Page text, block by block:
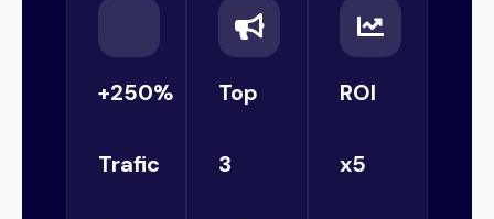
+250%
Trafic
Top
3
ROI
x5